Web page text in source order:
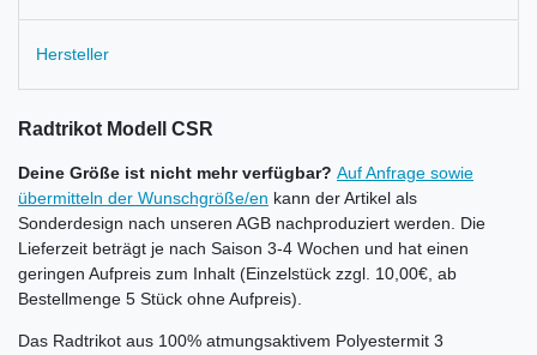
Hersteller
Radtrikot Modell CSR
Deine Größe ist nicht mehr verfügbar? Auf Anfrage sowie
übermitteln der Wunschgröße/en kann der Artikel als
Sonderdesign nach unseren AGB nachproduziert werden. Die
Lieferzeit beträgt je nach Saison 3-4 Wochen und hat einen
geringen Aufpreis zum Inhalt (Einzelstück zzgl. 10,00€, ab
Bestellmenge 5 Stück ohne Aufpreis).
Das Radtrikot aus 100% atmungsaktivem Polyestermit 3